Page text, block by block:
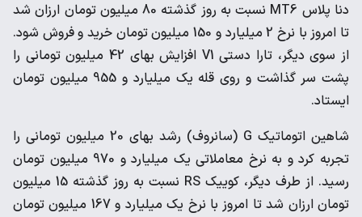
دنا پلاس MT6 نسبت به روز گذشته 80 میلیون تومان ارزان شد
تا امروز با نرخ 2 میلیارد و 150 میلیون تومان خرید و فروش شود.
از سوی دیگر، تارا دستی V1 افزایش بهای 42 میلیون تومانی را
پشت سر گذاشت و روی قله یک میلیارد و 955 میلیون تومان
ایستاد.
شاهین اتوماتیک G (سانروف) رشد بهای 20 میلیون تومانی را
تجربه کرد و به نرخ معاملاتی یک میلیارد و 970 میلیون تومان
رسید. از طرف دیگر، کوییک RS نسبت به روز گذشته 15 میلیون
تومان ارزان شد تا امروز با نرخ یک میلیارد و 167 میلیون تومان